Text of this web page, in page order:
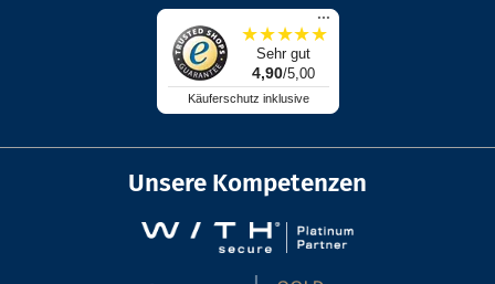
...
★★★★★
Sehr gut
4,90/5,00
Käuferschutz inklusive
Unsere Kompetenzen